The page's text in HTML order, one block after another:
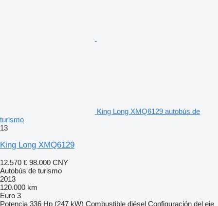
King Long XMQ6129 autobús de
turismo
13
King Long XMQ6129
12.570 € 98.000 CNY
Autobús de turismo
2013
120.000 km
Euro 3
Potencia 336 Hp (247 kW) Combustible diésel Configuración del eje